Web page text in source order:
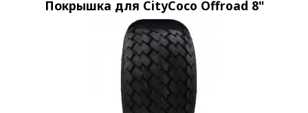
Покрышка для CityCoco Offroad 8"